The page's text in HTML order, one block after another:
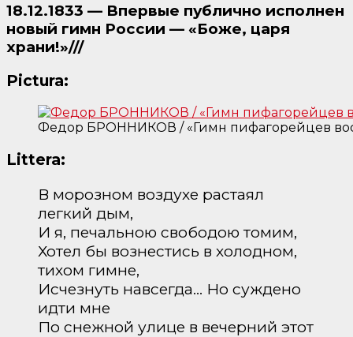
18.12.1833 — Впервые публично исполнен
новый гимн России — «Боже, царя
храни!»///
Pictura:
Федор БРОННИКОВ / «Гимн пифагорейцев
Littera:
В морозном воздухе растаял
легкий дым,
И я, печальною свободою томим,
Хотел бы вознестись в холодном,
тихом гимне,
Исчезнуть навсегда… Но суждено
идти мне
По снежной улице в вечерний этот